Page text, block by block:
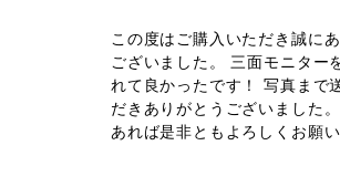
この度はご購入いただき誠に
ございました。 三面モニター
れて良かったです！ 写真まで
だきありがとうございました
あれば是非ともよろしくお願い